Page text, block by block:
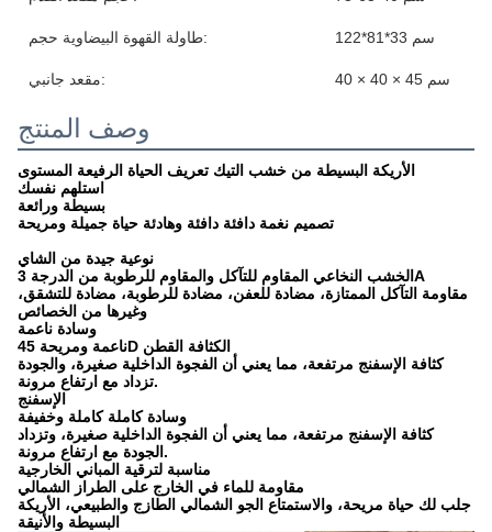
طاولة القهوة البيضاوية حجم: 122*81*33 سم
مقعد جانبي: 40 × 40 × 45 سم
وصف المنتج
الأريكة البسيطة من خشب التيك تعريف الحياة الرفيعة المستوى
استلهم نفسك
بسيطة ورائعة
تصميم نغمة دافئة دافئة وهادئة حياة جميلة ومريحة
نوعية جيدة من الشاي
الخشب النخاعي المقاوم للتآكل والمقاوم للرطوبة من الدرجة 3A
مقاومة التآكل الممتازة، مضادة للعفن، مضادة للرطوبة، مضادة للتشقق،
وغيرها من الخصائص
وسادة ناعمة
ناعمة ومريحة 45D الكثافة القطن
كثافة الإسفنج مرتفعة، مما يعني أن الفجوة الداخلية صغيرة، والجودة
تزداد مع ارتفاع مرونة.
الإسفنج
وسادة كاملة كاملة وخفيفة
كثافة الإسفنج مرتفعة، مما يعني أن الفجوة الداخلية صغيرة، وتزداد
الجودة مع ارتفاع مرونة.
مناسبة لترقية المباني الخارجية
مقاومة للماء في الخارج على الطراز الشمالي
جلب لك حياة مريحة، والاستمتاع الجو الشمالي الطازج والطبيعي، الأريكة
البسيطة والأنيقة